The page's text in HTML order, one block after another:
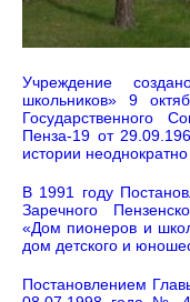
Учреждение
школьников» 9
Государственного
Пенза-19 от
истории
В 1991 году
Заречного
«Дом пионеров и
дом детского и
Постановлением